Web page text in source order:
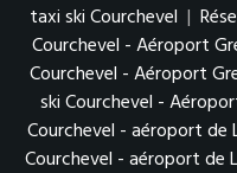
taxi ski Courchevel |
Courchevel - Aéroport
Courchevel - Aéroport
ski Courchevel -
Courchevel - aéroport de
Courchevel - aéroport de